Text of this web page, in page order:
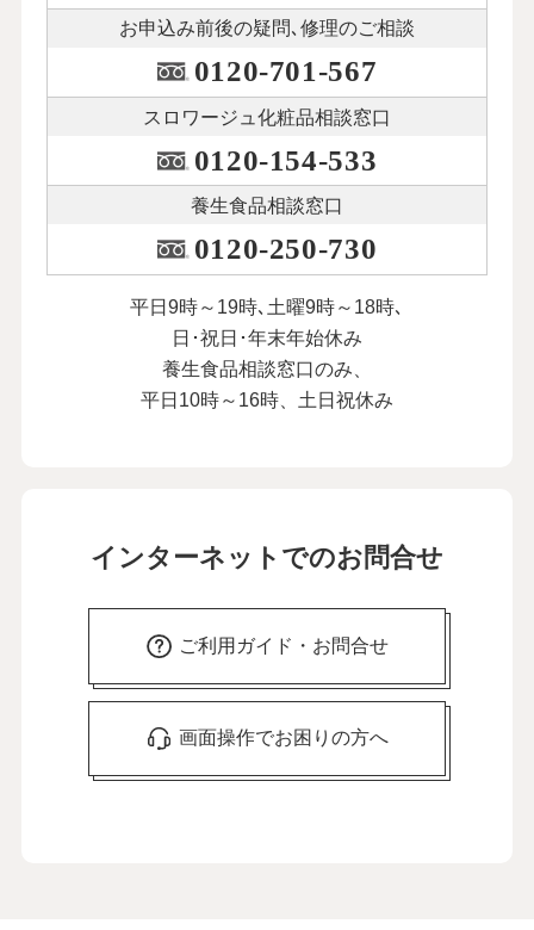
お申込み前後の疑問､修理のご相談
0120-701-567
スロワージュ化粧品相談窓口
0120-154-533
養生食品相談窓口
0120-250-730
平日9時～19時､土曜9時～18時､
日･祝日･年末年始休み
養生食品相談窓口のみ、
平日10時～16時、土日祝休み
インターネットでのお問合せ
ご利用ガイド・お問合せ
画面操作でお困りの方へ